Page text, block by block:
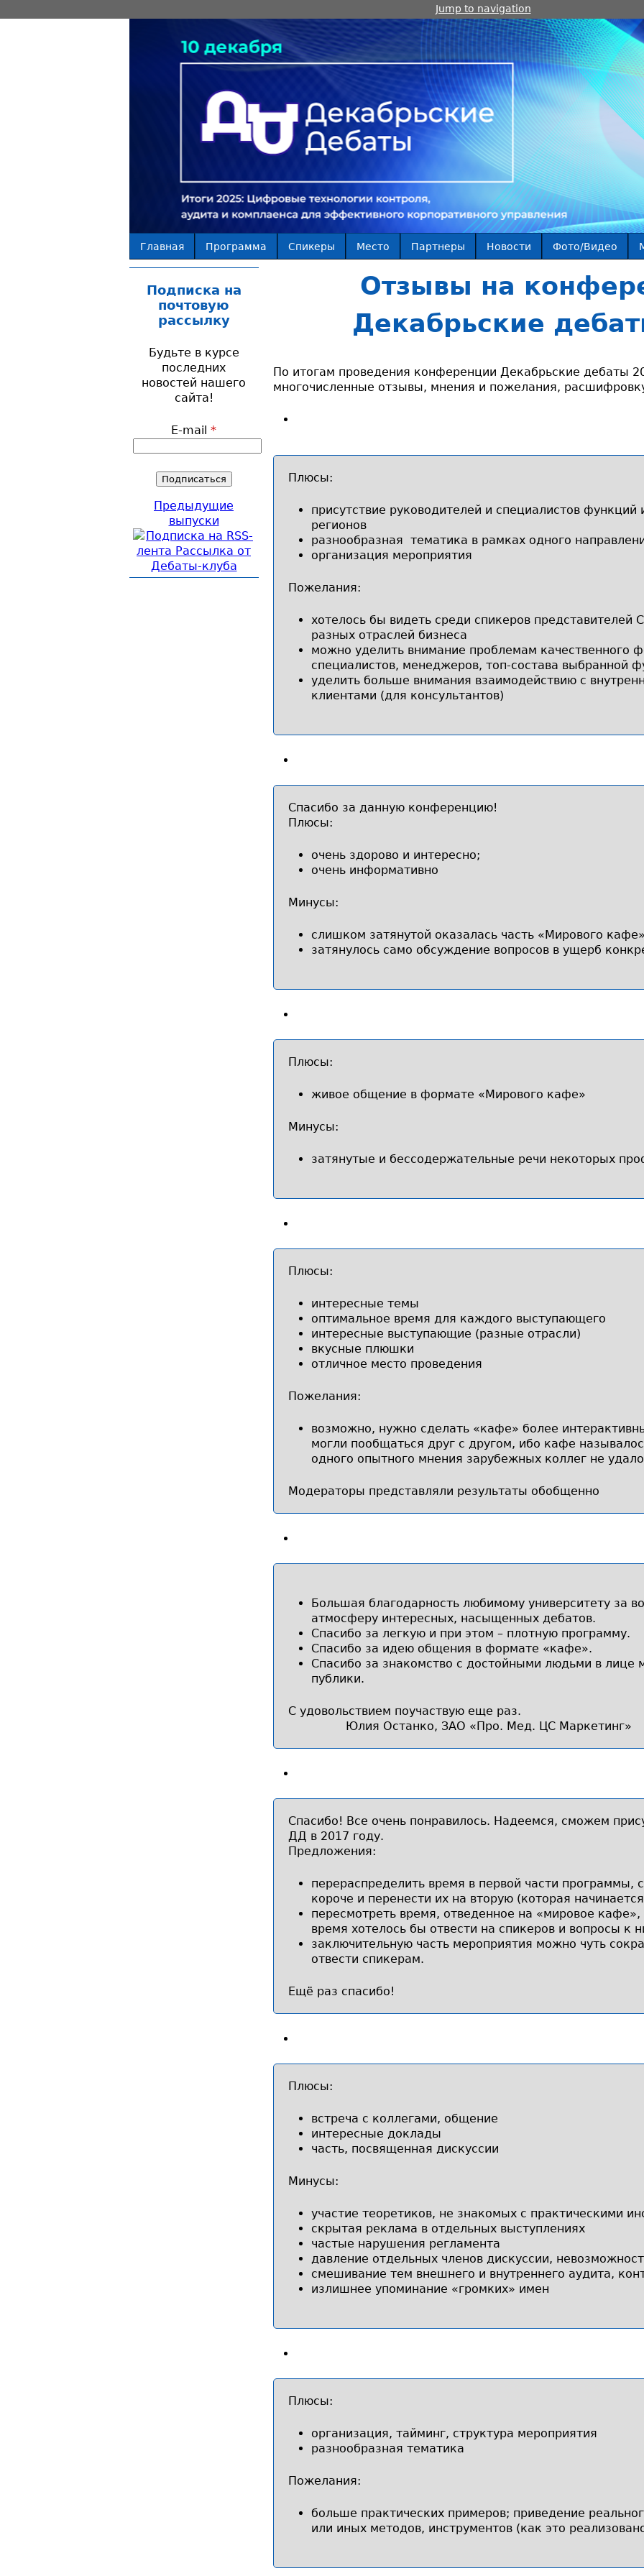
Jump to navigation
Главная Программа Спикеры Место Партнеры Новости Фото/Видео
Отзывы на
Декабрьские
По итогам проведения конференции Декабрьские дебаты
многочисленные отзывы, мнения и пожелания,
Плюсы:
присутствие руководителей и специалистов функций
регионов
разнообразная тематика в рамках одного
организация мероприятия
Пожелания:
хотелось бы видеть среди спикеров представителей
разных отраслей бизнеса
можно уделить внимание проблемам качественного
специалистов, менеджеров, топ-состава выбранной
уделить больше внимания взаимодействию с
клиентами (для консультантов)
Спасибо за данную конференцию!
Плюсы:
очень здорово и интересно;
очень информативно
Минусы:
слишком затянутой оказалась часть «Мирового кафе»
затянулось само обсуждение вопросов в ущерб
Плюсы:
живое общение в формате «Мирового кафе»
Минусы:
затянутые и бессодержательные речи некоторых
Плюсы:
интересные темы
оптимальное время для каждого выступающего
интересные выступающие (разные отрасли)
вкусные плюшки
отличное место проведения
Пожелания:
возможно, нужно сделать «кафе» более
могли пообщаться друг с другом, ибо кафе
одного опытного мнения зарубежных коллег не
Модераторы представляли результаты обобщенно
Большая благодарность любимому университету за
атмосферу интересных, насыщенных дебатов.
Спасибо за легкую и при этом – плотную программу.
Спасибо за идею общения в формате «кафе».
Спасибо за знакомство с достойными людьми в лице
публики.
С удовольствием поучаствую еще раз.
Юлия Останко, ЗАО «Про. Мед. ЦС Маркетинг»
Спасибо! Все очень понравилось. Надеемся, сможем
ДД в 2017 году.
Предложения:
перераспределить время в первой части программы,
короче и перенести их на вторую (которая
пересмотреть время, отведенное на «мировое
время хотелось бы отвести на спикеров и вопросы к
заключительную часть мероприятия можно чуть
отвести спикерам.
Ещё раз спасибо!
Плюсы:
встреча с коллегами, общение
интересные доклады
часть, посвященная дискуссии
Минусы:
участие теоретиков, не знакомых с практическими
скрытая реклама в отдельных выступлениях
частые нарушения регламента
давление отдельных членов дискуссии,
смешивание тем внешнего и внутреннего аудита,
излишнее упоминание «громких» имен
Плюсы:
организация, тайминг, структура мероприятия
разнообразная тематика
Пожелания:
больше практических примеров; приведение
или иных методов, инструментов (как это
Подписка на
почтовую
рассылку
Будьте в курсе
последних
новостей нашего
сайта!
E-mail *
Предыдущие
выпуски